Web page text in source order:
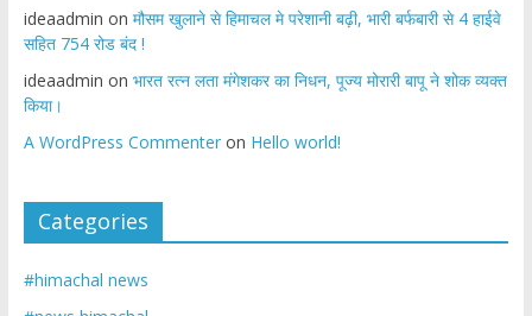
ideaadmin on मौसम खुलाने से हिमाचल मे परेशानी बढ़ी, भारी बर्फबारी से 4 हाईवे
सहित 754 रोड बंद !
ideaadmin on भारत रत्न लता मंगेशकर का निधन, पूज्य मोरारी बापू ने शोक व्यक्त
किया।
A WordPress Commenteron Hello world!
Categories
#himachal news